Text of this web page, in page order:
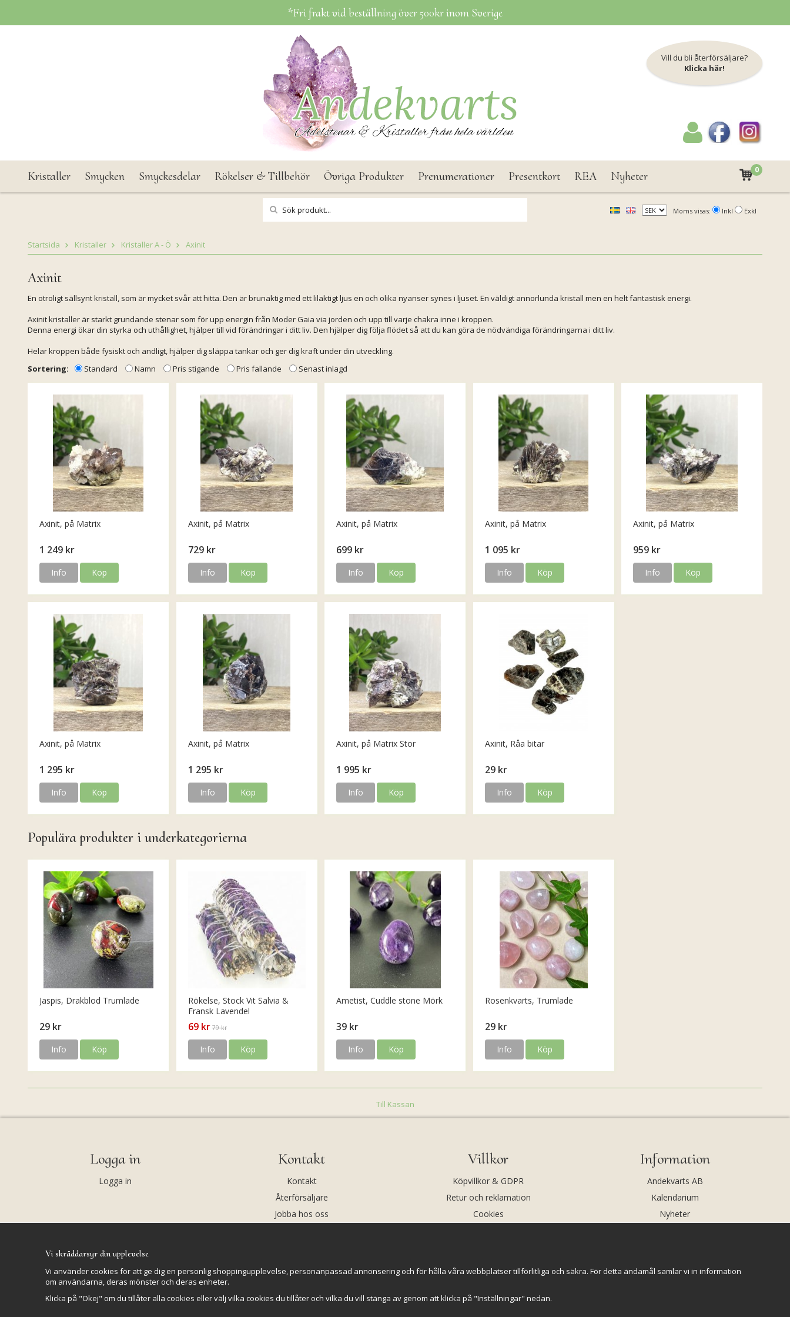
*Fri frakt vid beställning över 500kr inom Sverige
Vill du bli återförsäljare?
Klicka här!
Kristaller Smycken Smyckesdelar Rökelser & Tillbehör Övriga Produkter Prenumerationer Presentkort REA Nyheter 0
Moms visas: Inkl Exkl
Startsida Kristaller Kristaller A - Ö Axinit
Axinit
En otroligt sällsynt kristall, som är mycket svår att hitta. Den är brunaktig med ett lilaktigt ljus en och olika nyanser synes i ljuset. En väldigt annorlunda kristall men en helt fantastisk energi.
Axinit kristaller är starkt grundande stenar som för upp energin från Moder Gaia via jorden och upp till varje chakra inne i kroppen.
Denna energi ökar din styrka och uthållighet, hjälper till vid förändringar i ditt liv. Den hjälper dig följa flödet så att du kan göra de nödvändiga förändringarna i ditt liv.
Helar kroppen både fysiskt och andligt, hjälper dig släppa tankar och ger dig kraft under din utveckling.
Sortering:
Standard Namn Pris stigande Pris fallande Senast inlagd
Axinit, på Matrix
1 249 kr
Info Köp
Axinit, på Matrix
729 kr
Info Köp
Axinit, på Matrix
699 kr
Info Köp
Axinit, på Matrix
1 095 kr
Info Köp
Axinit, på Matrix
959 kr
Info Köp
Axinit, på Matrix
1 295 kr
Info Köp
Axinit, på Matrix
1 295 kr
Info Köp
Axinit, på Matrix Stor
1 995 kr
Info Köp
Axinit, Råa bitar
29 kr
Info Köp
Populära produkter i underkategorierna
Jaspis, Drakblod Trumlade
29 kr
Info Köp
Rökelse, Stock Vit Salvia &
Fransk Lavendel
69 kr 79 kr
Info Köp
Ametist, Cuddle stone Mörk
39 kr
Info Köp
Rosenkvarts, Trumlade
29 kr
Info Köp
Till Kassan
Logga in
Logga in
Kontakt
Kontakt
Återförsäljare
Jobba hos oss
Villkor
Köpvillkor & GDPR
Retur och reklamation
Cookies
Information
Andekvarts AB
Kalendarium
Nyheter
Vi skräddarsyr din upplevelse
Vi använder cookies för att ge dig en personlig shoppingupplevelse, personanpassad annonsering och för hålla våra webbplatser tillförlitliga och säkra. För detta ändamål samlar vi in information
om användarna, deras mönster och deras enheter.
Klicka på "Okej" om du tillåter alla cookies eller välj vilka cookies du tillåter och vilka du vill stänga av genom att klicka på "Inställningar" nedan.